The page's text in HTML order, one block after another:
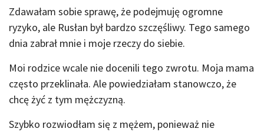
Zdawałam sobie sprawę, że podejmuję ogromne
ryzyko, ale Rusłan był bardzo szczęśliwy. Tego samego
dnia zabrał mnie i moje rzeczy do siebie.
Moi rodzice wcale nie docenili tego zwrotu. Moja mama
często przeklinała. Ale powiedziałam stanowczo, że
chcę żyć z tym mężczyzną.
Szybko rozwiodłam się z mężem, ponieważ nie